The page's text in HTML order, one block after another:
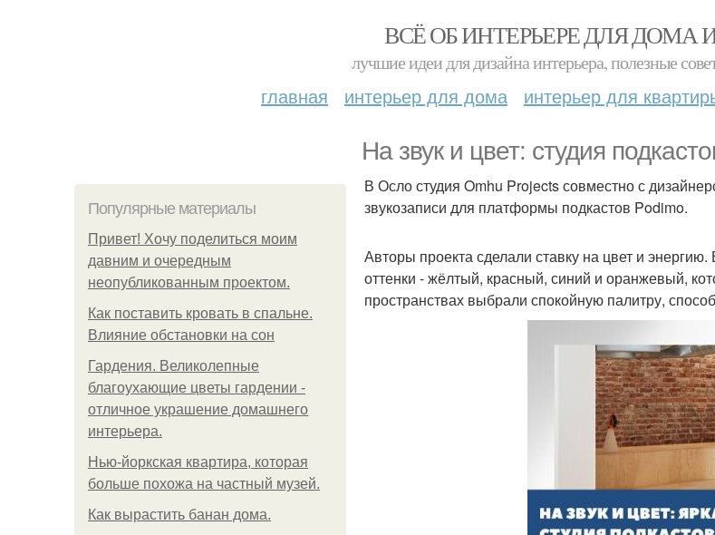
ВСЁ ОБ ИНТЕРЬЕРЕ ДЛЯ ДОМА
лучшие идеи для дизайна интерьера, полезные
главная интерьер для дома интерьер для
На звук и цвет: студия
Популярные материалы
Привет! Хочу поделиться моим
давним и очередным
неопубликованным проектом.
Как поставить кровать в спальне.
Влияние обстановки на сон
Гардения. Великолепные
благоухающие цветы гардении -
отличное украшение домашнего
интерьера.
Нью-йоркская квартира, которая
больше похожа на частный музей.
Как вырастить банан дома.
В Осло студия Omhu Projects совместно с
звукозаписи для платформы подкастов Podimo.
Авторы проекта сделали ставку на цвет и
оттенки - жёлтый, красный, синий и оранжевый,
пространствах выбрали спокойную палитру,